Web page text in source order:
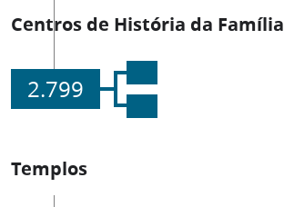
Centros de História da Família
2.799
Templos